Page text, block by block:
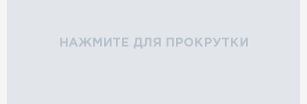
НАЖМИТЕ ДЛЯ ПРОКРУТКИ